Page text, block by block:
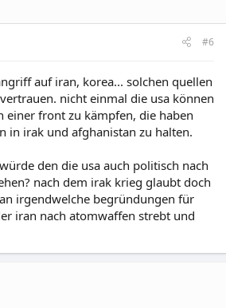
#6
auf iran, korea... solchen quellen
nicht einmal die usa können
einer front zu kämpfen, die haben
in irak und afghanistan zu halten.
den die usa auch politisch nach
nach dem irak krieg glaubt doch
irgendwelche begründungen für
iran nach atomwaffen strebt und